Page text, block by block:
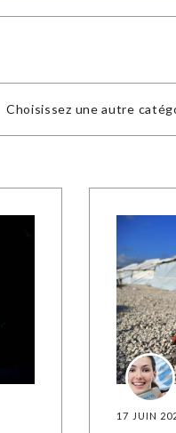
Choisissez une autre
17 JUIN